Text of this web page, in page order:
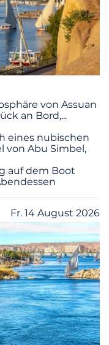
von Assuan
an Bord,...
eines nubischen
von Abu Simbel,
auf dem Boot
Fr. 14 August 2026